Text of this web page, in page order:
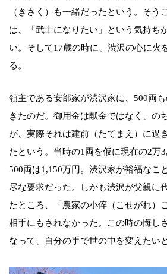
（きさく）も一緒だったという。そう
は、「武士になりたい」という気持ち
い。そして17歳の時に、渋沢の心に火
る。
領主である安部家が渋沢家に、500両
きたのだ。御用金は献金ではなく、の
が、実際それは建前（たてまえ）に過
たという。当時の1両を仮に現在の2万
500両は1,150万円。渋沢家が裕福なこ
尽な要求だった。しかも渋沢が父親に
たところ、「農家の小倅（こせがれ）
相手にもされなかった。この時の悔し
なって、自分の手で世の中を変えたい